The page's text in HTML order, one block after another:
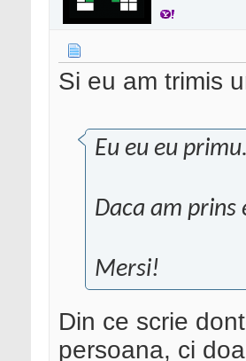
Si eu am trimis
Eu eu eu primu.
Daca am prins
Mersi!
Din ce scrie
persoana, ci